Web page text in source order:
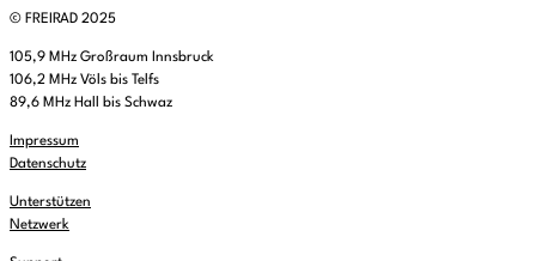
© FREIRAD 2025
105,9 MHz Großraum Innsbruck
106,2 MHz Völs bis Telfs
89,6 MHz Hall bis Schwaz
Impressum
Datenschutz
Unterstützen
Netzwerk